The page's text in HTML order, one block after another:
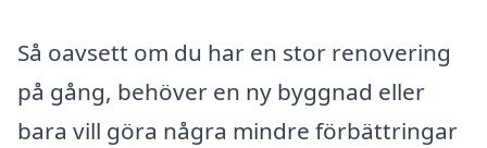
Så oavsett om du har en stor renovering
på gång, behöver en ny byggnad eller
bara vill göra några mindre förbättringar